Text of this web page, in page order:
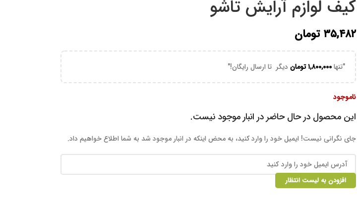
کیف لوازم آرایش تاشو
۳۵,۴۸۲ تومان
"تنها۱,۸۰۰,۰۰۰توماندیگر تا ارسال رایگان!"
ناموجود
این محصول در حال حاضر در انبار موجود نیست.
جای نگرانی نیست! ایمیل خود را وارد کنید، به محض اینکه در انبار موجود شد به شما اطلاع خواهیم داد.
افزودن به لیست انتظار